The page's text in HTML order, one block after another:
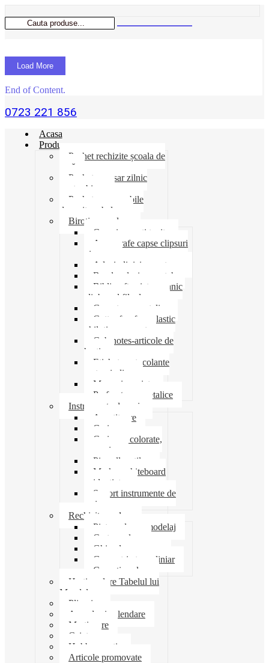
Load More
End of Content.
0723 221 856
Acasa
Produse
Pachet rechizite școala de
vară
Pachet necesar zilnic
pentru birou
Pachet consumabile
depozit-ambalare
Birotica-produse
Cosuri suporti tavite
Ace agrafe capse clipsuri
pioneze
Adeziv lipici corectoare
Banda adeziva-scotch
Biblioraft caiet mecanic
clipboard file dosare
Capsatoare metalice
Cutter foarfeca elastic
ghilotina magnet
Cub notes-articole de
hartie
Etichete autocolante
carton indigo
Mape si serviete
Perforatoare metalice
Instrumente de scris
Ascutitoare
Carioca
Creioane colorate,
mecanice
Pix roller stilou
Marker whiteboard
evidentiator
Suport instrumente de
scris
Rechizite scolare
Pictura desen modelaj
Creta scolara
Ghiozdane penare
Geometrie trusa liniar
Coperti scolare
Harti scolare Tabelul lui
Mendeleev
Plicuri
Agende si calendare
Martisoare
Caiete
Hobby creatie
Articole promovate